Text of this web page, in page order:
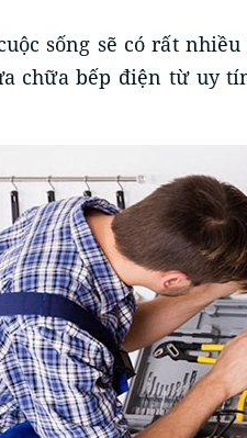
sống sẽ có rất
chữa bếp điện từ uy